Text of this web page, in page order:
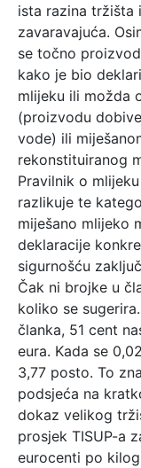
ista razina tržišta
zavaravajuća.
se točno
kako je bio
mlijeku ili možda
(proizvodu
vode) ili
rekonstituiranog
Pravilnik o
razlikuje te
miješano mlijeko
deklaracije
sigurnošću
Čak ni brojke u
koliko se
članka, 51 cent
eura. Kada se
3,77 posto. To
podsjeća na
dokaz velikog
prosjek TISUP-a
eurocenti po